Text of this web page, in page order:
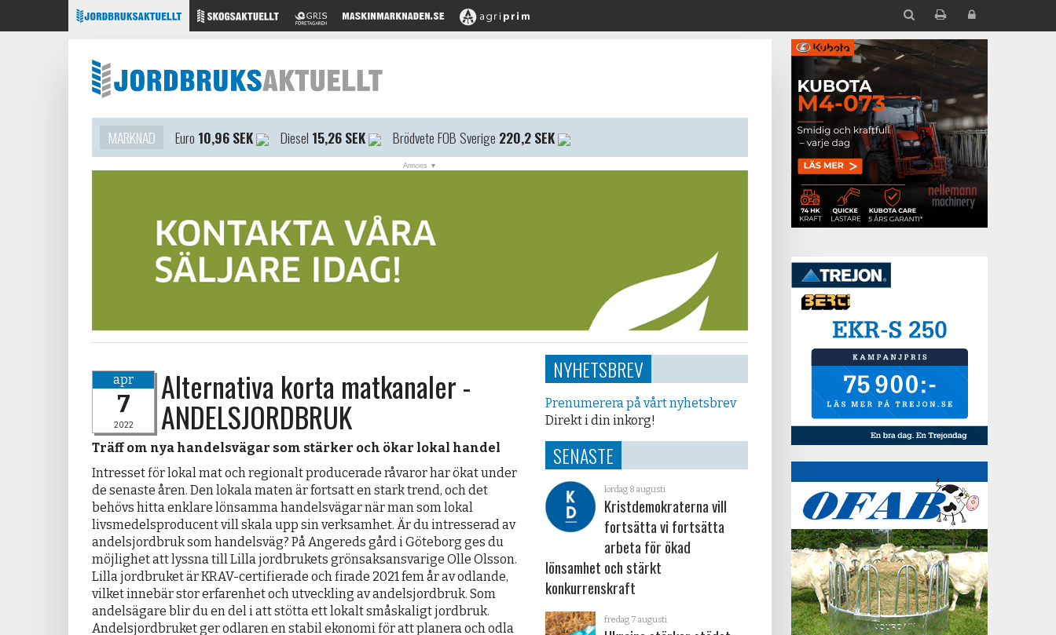
MARKNAD Euro 10,96 SEK Diesel 15,26 SEK Brödvete FOB Sverige 220,2 SEK
apr
7
2022
Alternativa korta matkanaler -
ANDELSJORDBRUK
Träff om nya handelsvägar som stärker och ökar lokal handel
Intresset för lokal mat och regionalt producerade råvaror har ökat under
de senaste åren. Den lokala maten är fortsatt en stark trend, och det
behövs hitta enklare lönsamma handelsvägar när man som lokal
livsmedelsproducent vill skala upp sin verksamhet. Är du intresserad av
andelsjordbruk som handelsväg? På Angereds gård i Göteborg ges du
möjlighet att lyssna till Lilla jordbrukets grönsaksansvarige Olle Olsson.
Lilla jordbruket är KRAV-certifiera­de och firade 2021 fem år av odlande,
vilket innebär stor erfarenhet och utveckling av andelsjordbruk. Som
andelsägare blir du en del i att stötta ett lokalt småskaligt jordbruk.
Andelsjordbruket ger odlaren en stabil ekonomi för att planera och odla
NYHETSBREV
Prenumerera på vårt nyhetsbrev
Direkt i din inkorg!
SENASTE
lördag 8 augusti
Kristdemokraterna vill
fortsätta vi fortsätta
arbeta för ökad
lönsamhet och stärkt
konkurrenskraft
fredag 7 augusti